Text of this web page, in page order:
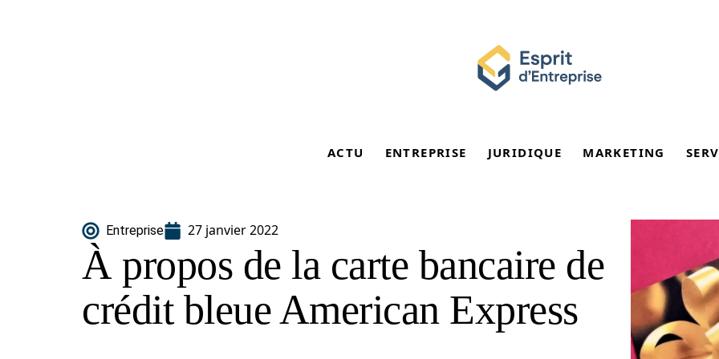
ACTU ENTREPRISE JURIDIQUE MARKETING
Entreprise 27 janvier 2022
À propos de la carte bancaire de
crédit bleue American Express